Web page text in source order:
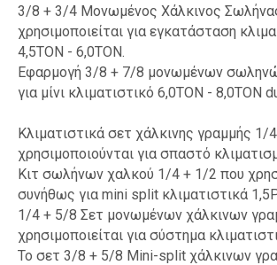
3/8 + 3/4 Μονωμένος Χάλκινος
χρησιμοποιείται για εγκατάσταση
4,5TON - 6,0TON.
Εφαρμογή 3/8 + 7/8 μονωμένων
για μίνι κλιματιστικό 6,0TON - 8,0TON
Κλιματιστικά σετ χάλκινης γραμμής 1/
χρησιμοποιούνται για σπαστό
Κιτ σωλήνων χαλκού 1/4 + 1/2 που
συνήθως για mini split κλιματιστικά
1/4 + 5/8 Σετ μονωμένων χάλκινων
χρησιμοποιείται για σύστημα
Το σετ 3/8 + 5/8 Mini-split χάλκινων